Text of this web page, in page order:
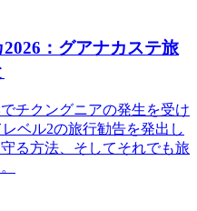
：グアナカステ旅
チクングニアの発生を受け
ベル2の旅行勧告を発出し
る方法、そしてそれでも旅